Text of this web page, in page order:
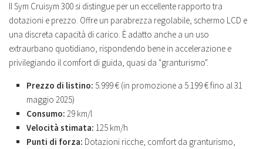
Il Sym Cruisym 300 si distingue per un eccellente rapporto tra
dotazioni e prezzo. Offre un parabrezza regolabile, schermo LCD e
una discreta capacità di carico. È adatto anche a un uso
extraurbano quotidiano, rispondendo bene in accelerazione e
privilegiando il comfort di guida, quasi da "granturismo".
Prezzo di listino: 5.999 € (in promozione a 5.199 € fino al 31
maggio 2025)
Consumo: 29 km/l
Velocità stimata: 125 km/h
Punti di forza: Dotazioni ricche, comfort da granturismo,